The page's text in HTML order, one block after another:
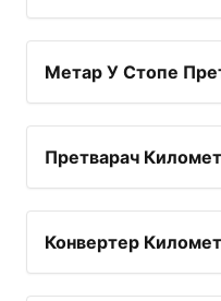
Метар У Стопе
Претварач
Конвертер